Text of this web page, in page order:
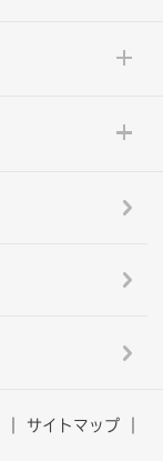
サイトマップ